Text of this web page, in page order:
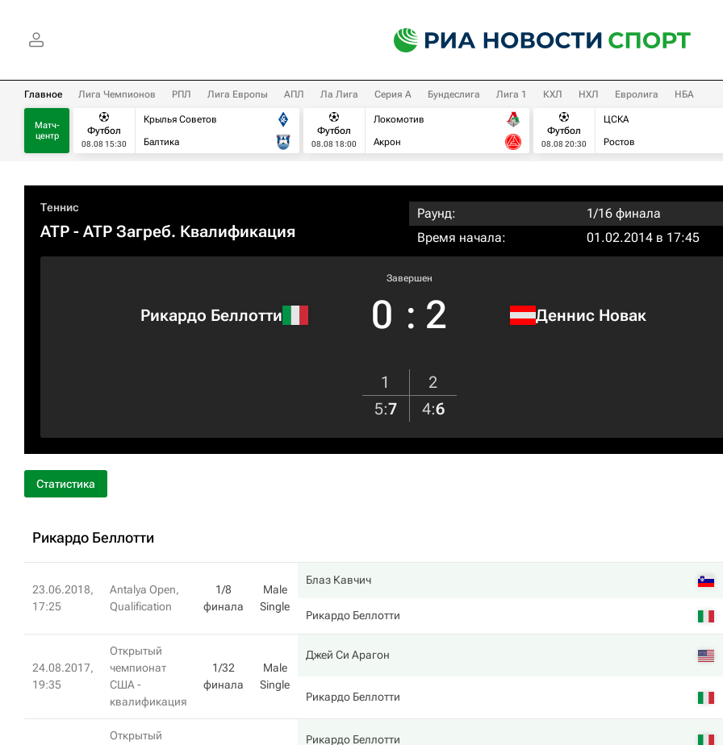
Главное Лига Чемпионов РПЛ Лига Европы АПЛ Ла Лига Серия А Бундеслига Лига 1 КХЛ НХЛ Евролига НБА
Матч-
центр
Футбол
08.08 15:30
Крылья Советов
Балтика
Футбол
08.08 18:00
Локомотив
Акрон
Футбол
08.08 20:30
ЦСКА
Ростов
Теннис
ATP - ATP Загреб. Квалификация
Раунд:
1/16 финала
Время начала:
01.02.2014 в 17:45
Рикардо Беллотти
Завершен
0 : 2 Деннис Новак
1
2
5:7 4:6
Статистика
Рикардо Беллотти
23.06.2018,
17:25
Antalya Open,
Qualification
1/8
финала
Male
Single
Блаз Кавчич
Рикардо Беллотти
24.08.2017,
19:35
Открытый
чемпионат
США -
квалификация
1/32
финала
Male
Single
Джей Си Арагон
Рикардо Беллотти
Открытый
Рикардо Беллотти